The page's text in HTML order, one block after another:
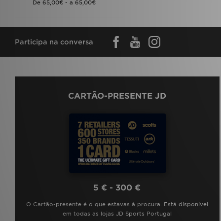
Participa na conversa
CARTÃO-PRESENTE JD
5 € - 300 €
O Cartão-presente é o que estavas à procura. Está disponível
em todas as lojas JD Sports Portugal